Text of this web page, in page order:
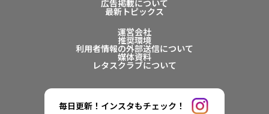
広告掲載について
最新トピックス
運営会社
推奨環境
利用者情報の外部送信について
媒体資料
レタスクラブについて
毎日更新！インスタもチェック！